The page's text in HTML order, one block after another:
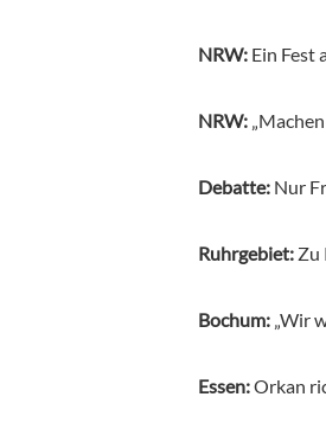
NRW: Ein Fest
NRW:
Debatte: Nur
Ruhrgebiet: Zu
Bochum: „Wir
Essen:Orkan